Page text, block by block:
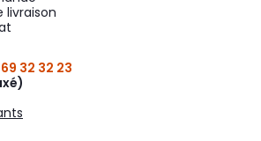
livraison
32 32 23